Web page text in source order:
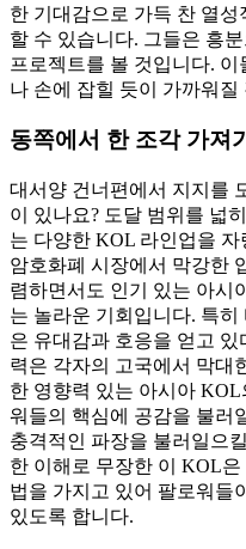
한 기대감으로 가득 찬 열
할 수 있습니다. 그들은 흥
프로젝트를 볼 것입니다.
나 손에 잡힐 듯이 가까워질
동쪽에서 한 조각 가져
대서양 건너편에서 지지를
이 있나요? 도달 범위를 넓
는 다양한 KOL 라인업을
암호화폐 시장에서 막강한
렴하면서도 인기 있는 아시
는 놀라운 기회입니다. 특
은 유대감과 호응을 얻고
력은 각자의 고국에서 막대
한 영향력 있는 아시아
워들의 핵심에 공감을 불러
충격적인 파장을 불러일으
한 이해로 무장한 이 KOL
법을 가지고 있어 팔로워들
있도록 합니다.